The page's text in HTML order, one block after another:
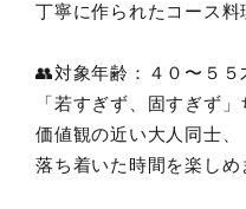
丁寧に作られたコース料
👥対象年齢：４０〜５５
「若すぎず、固すぎず
価値観の近い大人同士、
落ち着いた時間を楽しめ